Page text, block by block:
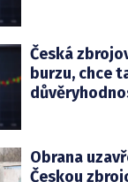
Česká
burzu, chce
Obrana
Českou